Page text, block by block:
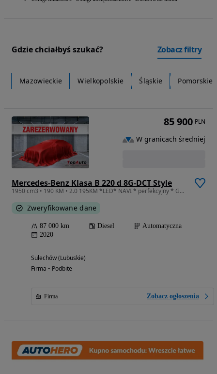
Gdzie chciałbyś szukać? Zobacz filtry
Mazowieckie Wielkopolskie Śląskie Pomorskie
Mercedes-Benz Klasa B 220 d 8G-DCT Style
1950 cm3 • 190 KM • 2.0 195KM *LED* NAVI * perfekcyjny * GWARANCJA * zarejestrowany*
Zweryfikowane dane
87 000 km Diesel
Automatyczna
2020
Sulechów (Lubuskie)
Firma • Podbite
Firma Zobacz ogłoszenia
85 900 PLN
W granicach średniej